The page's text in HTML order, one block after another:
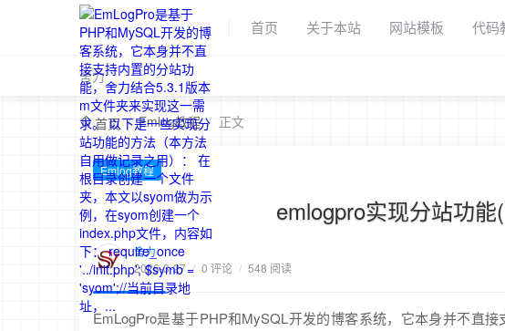
首页 关于本站 网站模板 代码
舍力
首页 / Emlog教程 / 正文
Emlog教程
emlogpro实现分站功
舍力
2026-3-27 / 0 评论 / 548 阅读
EmLogPro是基于PHP和MySQL开发的博客系统，它本身并不直